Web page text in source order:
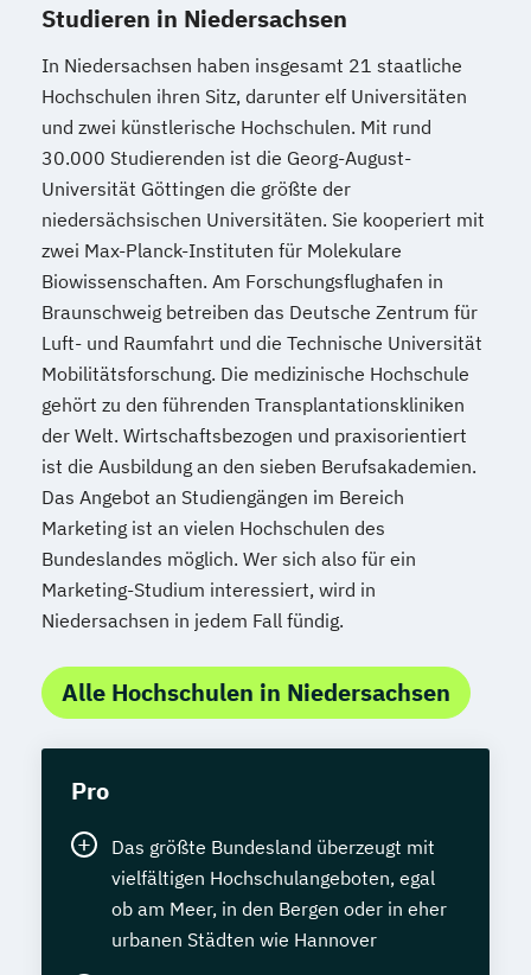
Studieren in Niedersachsen
In Niedersachsen haben insgesamt 21 staatliche
Hochschulen ihren Sitz, darunter elf Universitäten
und zwei künstlerische Hochschulen. Mit rund
30.000 Studierenden ist die Georg-August-
Universität Göttingen die größte der
niedersächsischen Universitäten. Sie kooperiert mit
zwei Max-Planck-Instituten für Molekulare
Biowissenschaften. Am Forschungsflughafen in
Braunschweig betreiben das Deutsche Zentrum für
Luft- und Raumfahrt und die Technische Universität
Mobilitätsforschung. Die medizinische Hochschule
gehört zu den führenden Transplantationskliniken
der Welt. Wirtschaftsbezogen und praxisorientiert
ist die Ausbildung an den sieben Berufsakademien.
Das Angebot an Studiengängen im Bereich
Marketing ist an vielen Hochschulen des
Bundeslandes möglich. Wer sich also für ein
Marketing-Studium interessiert, wird in
Niedersachsen in jedem Fall fündig.
Alle Hochschulen in Niedersachsen
Pro
Das größte Bundesland überzeugt mit
vielfältigen Hochschulangeboten, egal
ob am Meer, in den Bergen oder in eher
urbanen Städten wie Hannover